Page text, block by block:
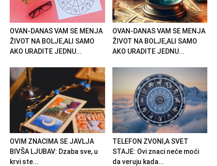
OVAN-DANAS VAM SE MENJA
ŽIVOT NA BOLJE,ALI SAMO
AKO URADITE JEDNU...
OVAN-DANAS VAM SE MENJA
ŽIVOT NA BOLJE,ALI SAMO
AKO URADITE JEDNU...
OVIM ZNACIMA SE JAVLJA
BIVŠA LJUBAV: Dzaba sve, u
krvi ste...
TELEFON ZVONI,A SVET
STAJE: Ovi znaci neće moći
da veruju kada...